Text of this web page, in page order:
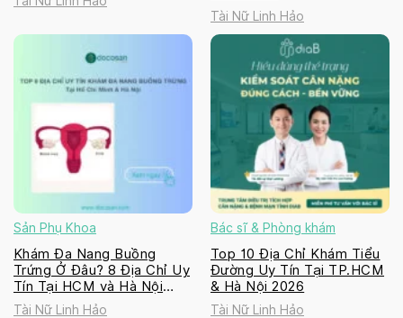
Tài Nữ Linh Hảo
Sản Phụ Khoa
Khám Đa Nang Buồng
Trứng Ở Đâu? 8 Địa Chỉ Uy
Tín Tại HCM và Hà Nội
2026
Tài Nữ Linh Hảo
Bác sĩ & Phòng khám
Top 10 Địa Chỉ Khám Tiểu
Đường Uy Tín Tại TP.HCM
& Hà Nội 2026
Tài Nữ Linh Hảo